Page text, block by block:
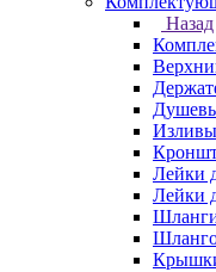
Назад
Изливы
Лейки
Лейки